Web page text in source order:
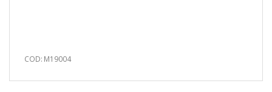
COD: M19004